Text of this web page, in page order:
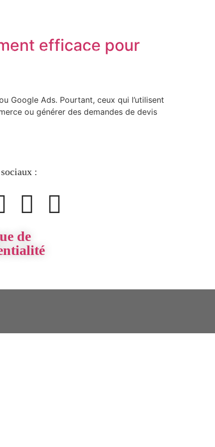
EMPLOI CONTACT
efficace pour
Google Ads. Pourtant, ceux qui l’utilisent
ou générer des demandes de devis
:
de